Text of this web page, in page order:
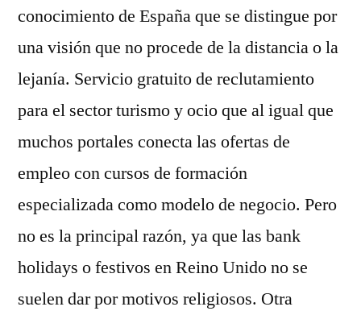
conocimiento de España que se distingue por
una visión que no procede de la distancia o la
lejanía. Servicio gratuito de reclutamiento
para el sector turismo y ocio que al igual que
muchos portales conecta las ofertas de
empleo con cursos de formación
especializada como modelo de negocio. Pero
no es la principal razón, ya que las bank
holidays o festivos en Reino Unido no se
suelen dar por motivos religiosos. Otra